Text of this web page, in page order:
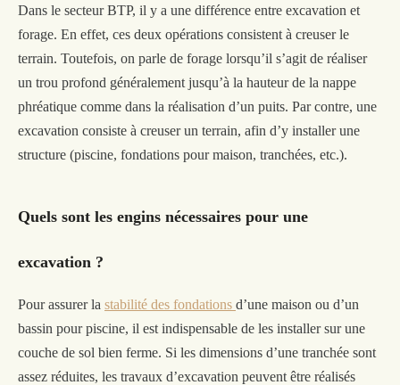
Dans le secteur BTP, il y a une différence entre excavation et
forage. En effet, ces deux opérations consistent à creuser le
terrain. Toutefois, on parle de forage lorsqu’il s’agit de réaliser
un trou profond généralement jusqu’à la hauteur de la nappe
phréatique comme dans la réalisation d’un puits. Par contre, une
excavation consiste à creuser un terrain, afin d’y installer une
structure (piscine, fondations pour maison, tranchées, etc.).
Quels sont les engins nécessaires pour une
excavation ?
Pour assurer la stabilité des fondations d’une maison ou d’un
bassin pour piscine, il est indispensable de les installer sur une
couche de sol bien ferme. Si les dimensions d’une tranchée sont
assez réduites, les travaux d’excavation peuvent être réalisés